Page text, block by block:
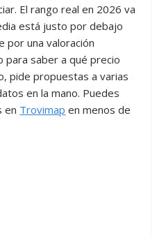
El rango real en 2026 va
está justo por debajo
por una valoración
para saber a qué precio
pide propuestas a varias
en la mano. Puedes
en Trovimap en menos de